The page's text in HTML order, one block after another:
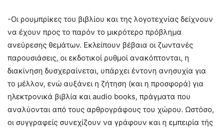
-Οι ρουμπρίκες του βιβλίου και της λογοτεχνίας δείχνουν
να έχουν προς το παρόν το μικρότερο πρόβλημα
ανεύρεσης θεμάτων. Εκλείπουν βέβαια οι ζωντανές
παρουσιάσεις, οι εκδοτικοί ρυθμοί ανακόπτονται, η
διακίνηση δυσχεραίνεται, υπάρχει έντονη ανησυχία για
το μέλλον, ενώ αυξάνει η ζήτηση (και η προσφορά) για
ηλεκτρονικά βιβλία και audio books, πράγματα που
αναλύονται από τους αρθρογράφους του χώρου. Ωστόσο,
οι συγγραφείς συνεχίζουν να γράφουν και η εμπειρία τής